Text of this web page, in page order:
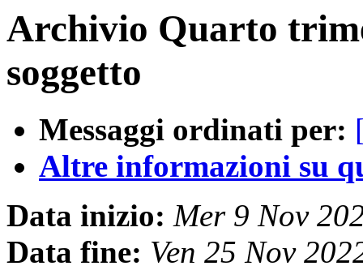
Archivio Quarto
soggetto
Messaggi ordinati per:
Altre informazioni su
Data inizio: Mer 9 Nov
Data fine: Ven 25 Nov